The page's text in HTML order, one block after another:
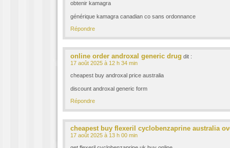
obtenir kamagra
générique kamagra canadian co sans ordonnance
Répondre
online order androxal generic drug dit :
17 août 2025 à 12 h 34 min
cheapest buy androxal price australia
discount androxal generic form
Répondre
cheapest buy flexeril cyclobenzaprine australia
17 août 2025 à 13 h 00 min